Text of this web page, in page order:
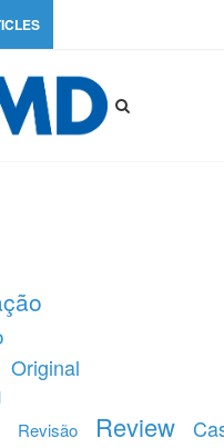
Original
Revisão Review